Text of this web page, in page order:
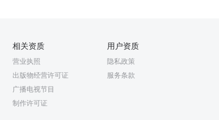
相关资质
营业执照
出版物经营许可证
广播电视节目
制作许可证
用户资质
隐私政策
服务条款